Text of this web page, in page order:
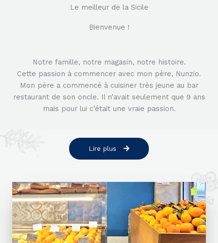
Le meilleur de la Sicile
Bienvenue !
Notre famille, notre magasin, notre histoire.
Cette passion à commencer avec mon père, Nunzio.
Mon père a commencé à cuisiner très jeune au bar
restaurant de son oncle. Il n’avait seulement que 9 ans
mais pour lui c’était une vraie passion.
Lire plus